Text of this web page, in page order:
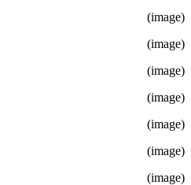
(image)
(image)
(image)
(image)
(image)
(image)
(image)